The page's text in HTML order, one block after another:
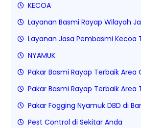
KECOA
Layanan Basmi Rayap Wilayah
Layanan Jasa Pembasmi Kecoa
NYAMUK
Pakar Basmi Rayap Terbaik Area
Pakar Basmi Rayap Terbaik Area
Pakar Fogging Nyamuk DBD di
Pest Control di Sekitar Anda